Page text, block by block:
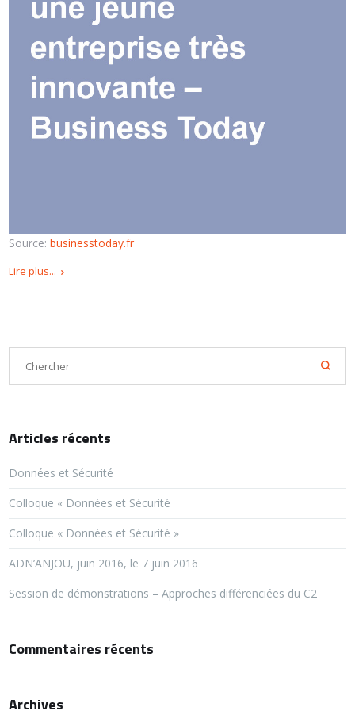
Source:businesstoday.fr
Lire plus...
Articles récents
Données et Sécurité
Colloque « Données et Sécurité
Colloque « Données et Sécurité »
ADN’ANJOU, juin 2016, le 7 juin 2016
Session de démonstrations – Approches différenciées du C2
Commentaires récents
Archives